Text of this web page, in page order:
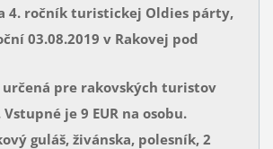
4. ročník turistickej Oldies párty,
03.08.2019 v Rakovej pod
pre rakovských turistov
je 9 EUR na osobu.
guláš, živánska, polesník, 2